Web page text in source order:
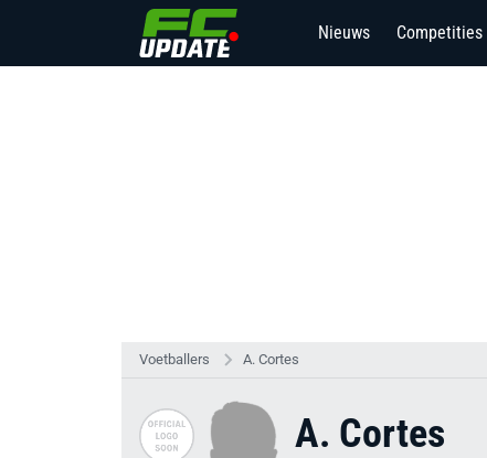
Nieuws Competities
Voetballers A. Cortes
A. Cortes